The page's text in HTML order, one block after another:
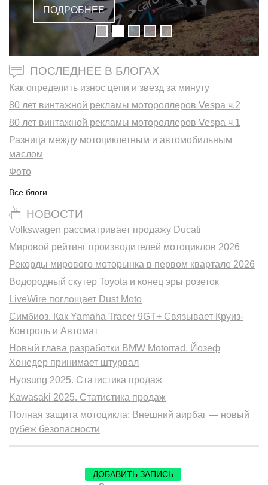
ПОДРОБНЕЕ
ПОСЛЕДНЕЕ В БЛОГАХ
Как определить износ цепи и звезд за минуту
80 лет винтажной рекламы мотороллеров Vespa ч.2
80 лет винтажной рекламы мотороллеров Vespa ч.1
Разница между мотоциклетным и автомобильным
маслом
Фото
Все блоги
НОВОСТИ
Volkswagen рассматривает продажу Ducati
Мировой рейтинг производителей мотоциклов 2026
Рекорды мирового моторынка в первом квартале 2026
Водородный скутер Toyota и конец эры розеток
LiveWire поглощает Dust Moto
Симбиоз. Как Yamaha Tracer 9GT+ Связывает Круиз-
Контроль и Автомат
Новый глава разработки BMW Motorrad. Йозеф
Хонедер принимает штурвал
Hyosung 2025. Статистика продаж
Kawasaki 2025. Статистика продаж
Полная защита мотоцикла: Внешний аирбаг — новый
рубеж безопасности
ДОБАВИТЬ ЗАПИСЬ